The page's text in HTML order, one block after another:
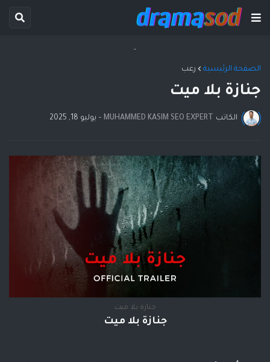
-
الصفحة الرئيسية رعب
جنازة بلا ميت
الكاتب MUHAMMED KASIM SEO EXPERT
- يوليو 18, 2025
جنازة بلا ميت
جنازة بلا ميت